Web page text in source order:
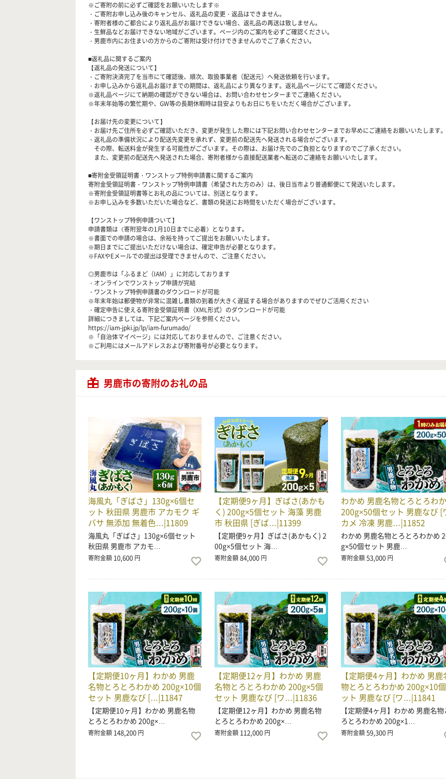
※ご寄附の前に必ずご確認をお願いいたします※
・ご寄附お申し込み後のキャンセル、返礼品の変更・返品はできません。
・寄附者様のご都合により返礼品がお届けできない場合、返礼品の再送は致しません。
・生鮮品などお届けできない地域がございます。ページ内のご案内を必ずご確認ください。
・男鹿市内にお住まいの方からのご寄附は受け付けできませんのでご了承ください。
■返礼品に関するご案内
【返礼品の発送について】
・ご寄附決済完了を当市にて確認後、順次、取扱事業者（配送元）へ発送依頼を行います。
・お申し込みから返礼品お届けまでの期間は、返礼品により異なります。返礼品ページにてご確認ください。
※返礼品ページにて納期の確認ができない場合は、お問い合わせセンターまでご連絡ください。
※年末年始等の繁忙期や、GW等の長期休暇時は目安よりもお日にちをいただく場合がございます。
【お届け先の変更について】
・お届け先ご住所を必ずご確認いただき、変更が発生した際には下記お問い合わせセンターまでお早めにご連絡をお願いいたします。
・返礼品の準備状況により配送先変更を承れず、変更前の配送先へ発送される場合がございます。
その際、転送料金が発生する可能性がございます。その際は、お届け先でのご負担となりますのでご了承ください。
また、変更前の配送先へ発送された場合、寄附者様から直接配送業者へ転送のご連絡をお願いいたします。
■寄附金受領証明書・ワンストップ特例申請書に関するご案内
寄附金受領証明書・ワンストップ特例申請書（希望された方のみ）は、後日当市より普通郵便にて発送いたします。
※寄附金受領証明書等とお礼の品については、別送となります。
※お申し込みを多数いただいた場合など、書類の発送にお時間をいただく場合がございます。
【ワンストップ特例申請ついて】
申請書類は《寄附翌年の1月10日までに必着》となります。
※書面での申請の場合は、余裕を持ってご提出をお願いいたします。
※期日までにご提出いただけない場合は、確定申告が必要となります。
※FAXやEメールでの提出は受理できませんので、ご注意ください。
◎男鹿市は「ふるまど（IAM）」に対応しております
・オンラインでワンストップ申請が完結
・ワンストップ特例申請書のダウンロードが可能
※年末年始は郵便物が非常に混雑し書類の到着が大きく遅延する場合がありますのでぜひご活用ください
・確定申告に使える寄附金受領証明書（XML形式）のダウンロードが可能
詳細につきましては、下記ご案内ページを参照ください。
https://iam-jpki.jp/lp/iam-furumado/
※「自治体マイページ」には対応しておりませんので、ご注意ください。
※ご利用にはメールアドレスおよび寄附番号が必要となります。
男鹿市の寄附のお礼の品
海風丸「ぎばさ」130g×6個セ
ット 秋田県 男鹿市 アカモク ギ
バサ 無添加 無着色…|11809
海風丸「ぎばさ」130g×6個セット
秋田県 男鹿市 アカモ…
寄附金額 10,600 円
【定期便9ヶ月】ぎばさ(あかも
く) 200g×5個セット 海藻 男鹿
市 秋田県 [ぎば…|11399
【定期便9ヶ月】ぎばさ(あかもく) 2
00g×5個セット 海…
寄附金額84,000 円
わかめ 男鹿名物とろとろわ
200g×50個セット 男鹿なび [
カメ 冷凍 男鹿…|11852
わかめ 男鹿名物とろとろわかめ
g×50個セット 男鹿…
寄附金額53,000 円
【定期便10ヶ月】わかめ 男鹿
名物とろとろわかめ 200g×10個
セット 男鹿なび […|11847
【定期便10ヶ月】わかめ 男鹿名物
とろとろわかめ 200g×…
寄附金額 148,200 円
【定期便12ヶ月】わかめ 男鹿
名物とろとろわかめ 200g×5個
セット 男鹿なび [ワ…|11836
【定期便12ヶ月】わかめ 男鹿名物
とろとろわかめ 200g×…
寄附金額 112,000 円
【定期便4ヶ月】わかめ 男鹿
物とろとろわかめ 200g×10
ット 男鹿なび [ワ…|11841
【定期便4ヶ月】わかめ 男鹿名物
ろとろわかめ 200g×1…
寄附金額59,300 円